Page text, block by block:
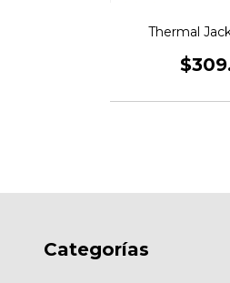
Thermal
Categorías